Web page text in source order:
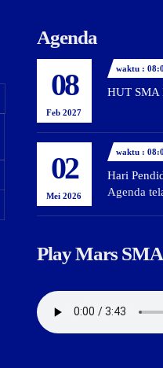
Agenda
08
Feb 2027
waktu :
HUT SMA
02
Mei 2026
waktu :
Hari
Agenda
Play Mars